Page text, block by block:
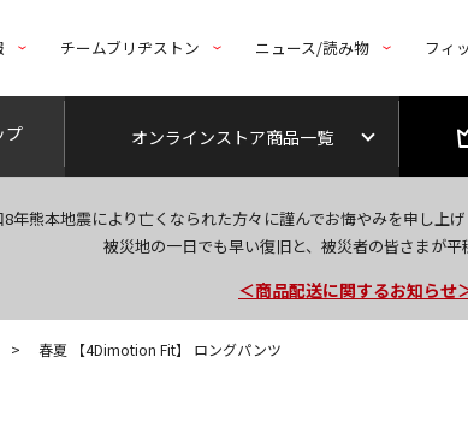
チームブリヂストン ニュース/読み物 フィ
プ オンラインストア商品一覧
8年熊本地震により亡くなられた方々に謹んでお悔やみを申し上
被災地の一日でも早い復旧と、被災者の皆さまが
＜商品配送に関するお知らせ
＜夏季休暇中のご注文・発送
> 春夏 【4Dimotion Fit】 ロングパンツ